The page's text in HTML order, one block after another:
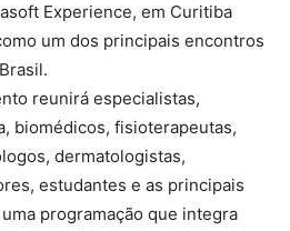
Experience, em Curitiba
um dos principais encontros
reunirá especialistas,
biomédicos, fisioterapeutas,
dermatologistas,
estudantes e as principais
programação que integra